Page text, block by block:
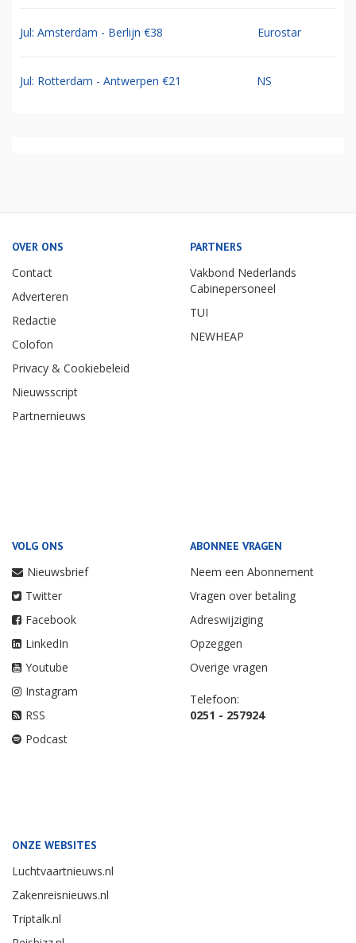
Jul: Amsterdam - Berlijn €38 Eurostar
Jul: Rotterdam - Antwerpen €21 NS
OVER ONS
Contact
Adverteren
Redactie
Colofon
Privacy & Cookiebeleid
Nieuwsscript
Partnernieuws
PARTNERS
Vakbond Nederlands
Cabinepersoneel
TUI
NEWHEAP
VOLG ONS
Nieuwsbrief
Twitter
Facebook
LinkedIn
Youtube
Instagram
RSS
Podcast
ABONNEE VRAGEN
Neem een Abonnement
Vragen over betaling
Adreswijziging
Opzeggen
Overige vragen
Telefoon:
0251 - 257924
ONZE WEBSITES
Luchtvaartnieuws.nl
Zakenreisnieuws.nl
Triptalk.nl